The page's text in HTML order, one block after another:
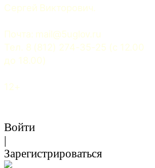
Сергей Викторович.
Почта: mail@5uglov.ru
Тел. 8 (812) 274-35-25 (c 12.00
до 18.00)
12+
Войти
|
Зарегистрироваться